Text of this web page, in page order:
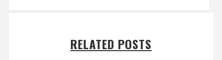
RELATED POSTS